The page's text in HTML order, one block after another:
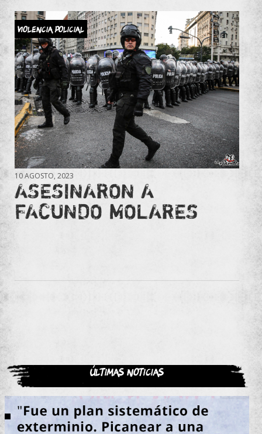
Violencia Policial
10 AGOSTO, 2023
ASESINARON A
FACUNDO MOLARES
Últimas noticias